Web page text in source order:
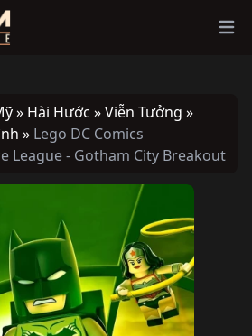
» Hài Hước »Viễn Tưởng »
» Lego DC Comics
League - Gotham City Breakout